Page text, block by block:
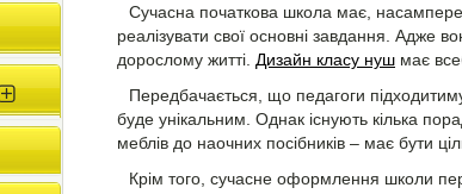
Сучасна початкова школа має,
реалізувати свої основні завдання. Адже
дорослому житті. Дизайн класу нуш має
Передбачається, що педагоги
буде унікальним. Однак існують кілька
меблів до наочних посібників – має бути
Крім того, сучасне оформлення школи